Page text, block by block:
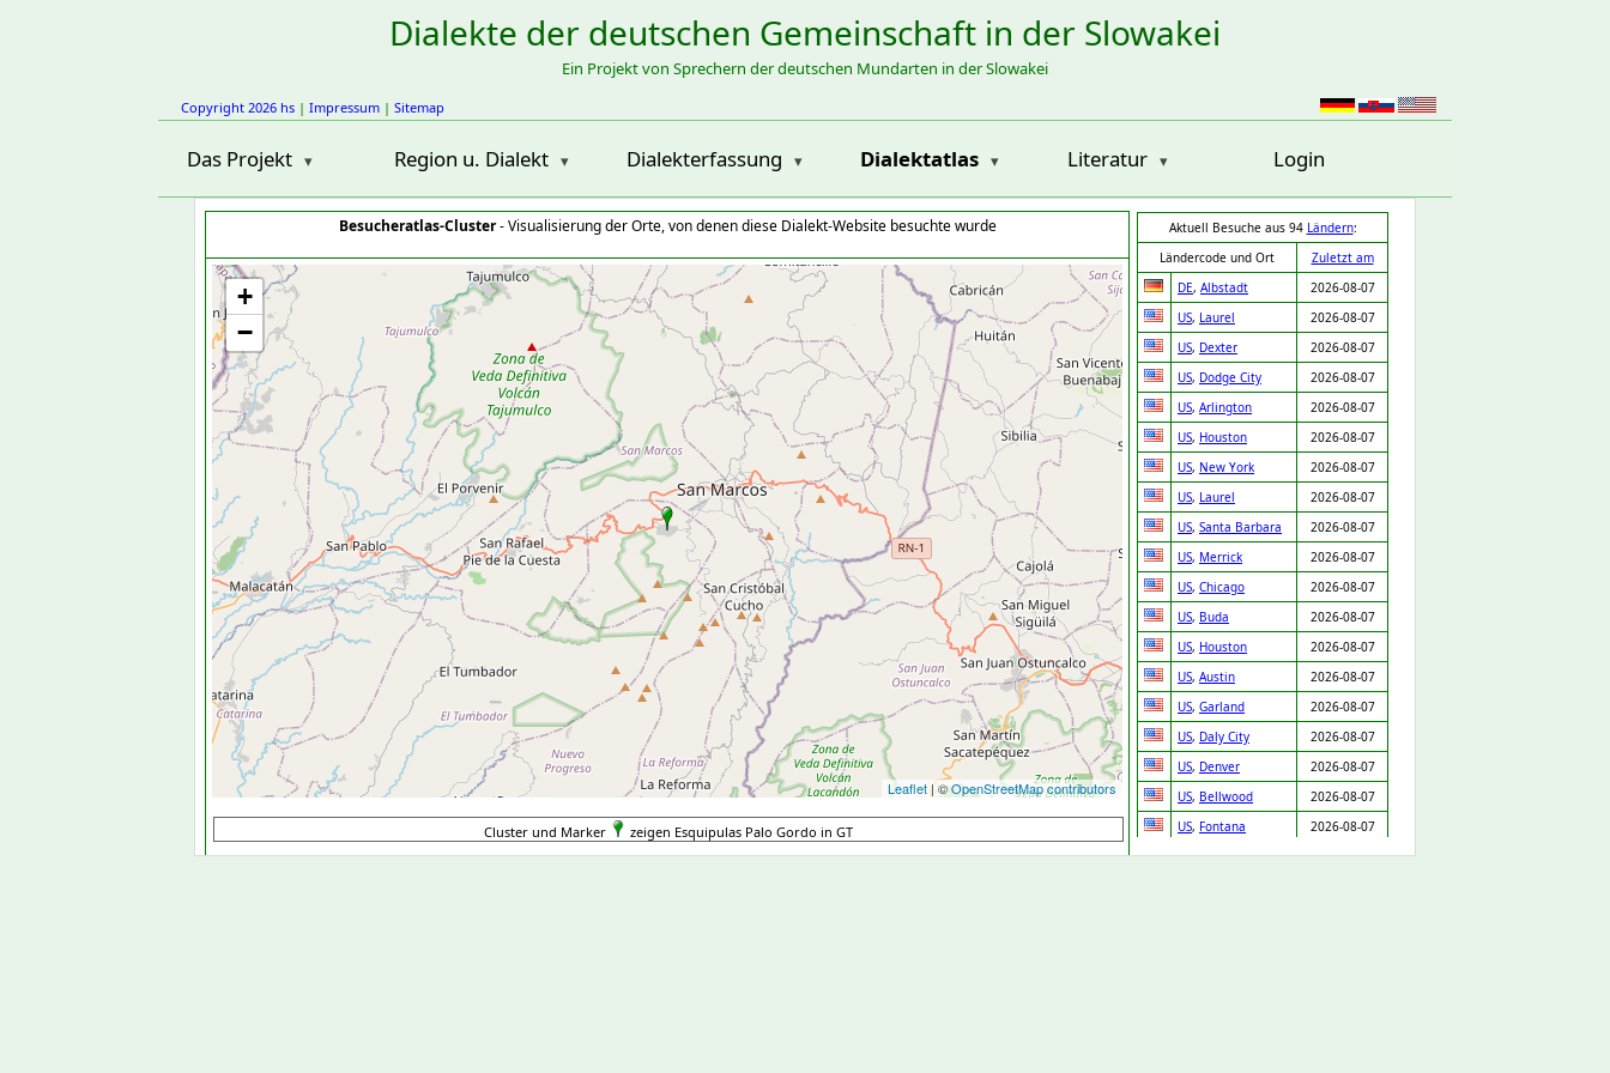
Dialekte der deutschen Gemeinschaft in der Slowakei
Ein Projekt von Sprechern der deutschen Mundarten in der Slowakei
Copyright 2026 hs | Impressum | Sitemap
Das Projekt Region u. Dialekt Dialekterfassung Dialektatlas Literatur Login
Besucheratlas-Cluster- Visualisierung der Orte, von denen diese Dialekt-Website besuchte wurde
+
−
Leaflet| ©OpenStreetMap contributors
Aktuell Besuche aus 94 Ländern:
Ländercode und Ort
Zuletzt am
DE, Albstadt
2026-08-07
US, Laurel
2026-08-07
US, Dexter
2026-08-07
US, Dodge City
2026-08-07
US, Arlington
2026-08-07
US, Houston
2026-08-07
US, New York
2026-08-07
US, Laurel
2026-08-07
US, Santa Barbara
2026-08-07
US, Merrick
2026-08-07
US, Chicago
2026-08-07
US, Buda
2026-08-07
US, Houston
2026-08-07
US, Austin
2026-08-07
US, Garland
2026-08-07
US, Daly City
2026-08-07
US, Denver
2026-08-07
US, Bellwood
2026-08-07
US, Fontana
2026-08-07
US,Prentiss
2026-08-07
Cluster und Marker zeigen Esquipulas Palo Gordo in GT